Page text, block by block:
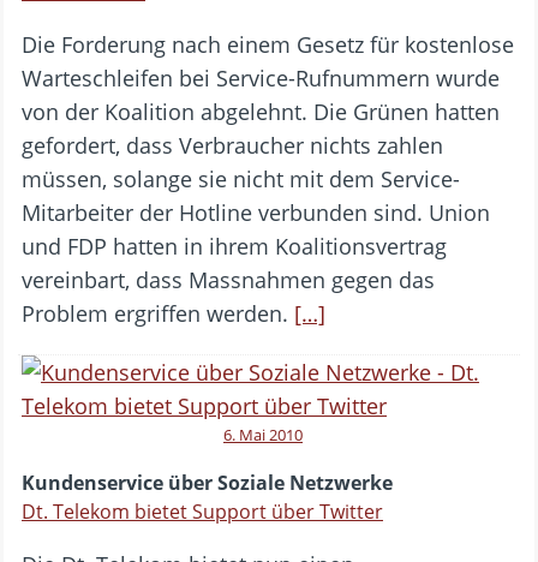
Die Forderung nach einem Gesetz für kostenlose
Warteschleifen bei Service-Rufnummern wurde
von der Koalition abgelehnt. Die Grünen hatten
gefordert, dass Verbraucher nichts zahlen
müssen, solange sie nicht mit dem Service-
Mitarbeiter der Hotline verbunden sind. Union
und FDP hatten in ihrem Koalitionsvertrag
vereinbart, dass Massnahmen gegen das
Problem ergriffen werden. […]
6. Mai 2010
Kundenservice über Soziale Netzwerke
Dt. Telekom bietet Support über Twitter